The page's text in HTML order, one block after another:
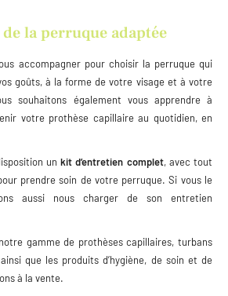
la perruque adaptée
accompagner pour choisir la perruque qui
goûts, à la forme de votre visage et à votre
souhaitons également vous apprendre à
votre prothèse capillaire au quotidien, en
unkit d’entretien complet, avec tout
prendre soin de votre perruque. Si vous le
aussi nous charger de son entretien
gamme de prothèses capillaires, turbans
que les produits d’hygiène, de soin et de
à la vente.